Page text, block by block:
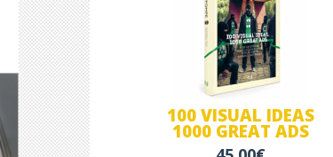
100 VISUAL IDEAS
1000 GREAT ADS